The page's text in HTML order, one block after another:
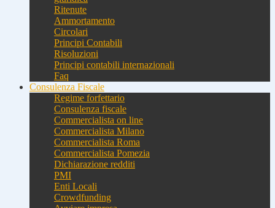
Ritenute
Ammortamento
Circolari
Principi Contabili
Risoluzioni
Principi contabili internazionali
Faq
Consulenza Fiscale
Regime forfettario
Consulenza fiscale
Commercialista on line
Commercialista Milano
Commercialista Roma
Commercialista Pomezia
Dichiarazione redditi
PMI
Enti Locali
Crowdfunding